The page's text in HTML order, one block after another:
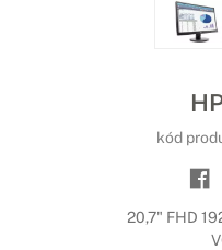
kód
20,7" FHD